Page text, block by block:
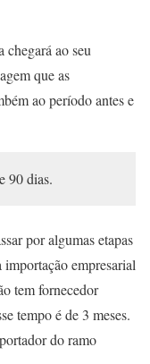
chegará ao seu
que as
ao período antes e
90 dias.
por algumas etapas
empresarial
tem fornecedor
tempo é de 3 meses.
do ramo